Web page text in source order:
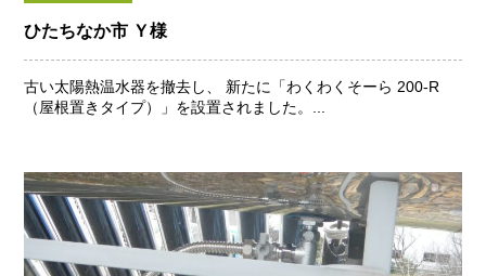
ひたちなか市 Ｙ様
古い太陽熱温水器を撤去し、 新たに「わくわくそーら 200-R
（屋根置きタイプ）」を設置されました。...